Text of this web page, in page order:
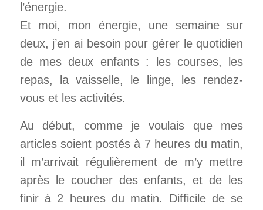
l’énergie.
Et moi, mon énergie, une semaine sur
deux, j’en ai besoin pour gérer le quotidien
de mes deux enfants : les courses, les
repas, la vaisselle, le linge, les rendez-
vous et les activités.
Au début, comme je voulais que mes
articles soient postés à 7 heures du matin,
il m’arrivait régulièrement de m’y mettre
après le coucher des enfants, et de les
finir à 2 heures du matin. Difficile de se